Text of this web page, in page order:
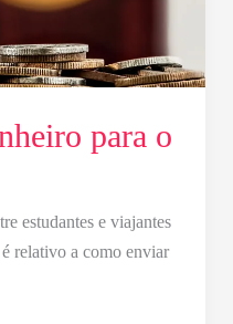
para o
estudantes e viajantes
relativo a como enviar